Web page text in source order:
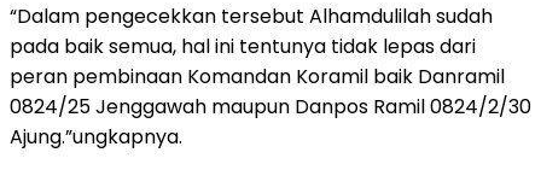
“Dalam pengecekkan tersebut Alhamdulilah sudah
pada baik semua, hal ini tentunya tidak lepas dari
peran pembinaan Komandan Koramil baik Danramil
0824/25 Jenggawah maupun Danpos Ramil 0824/2/30
Ajung.”ungkapnya.